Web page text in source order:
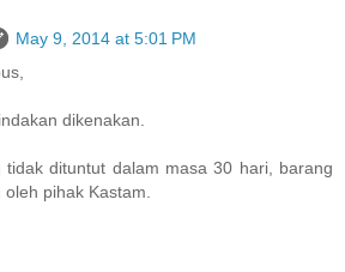
May 9, 2014 at 5:01 PM
dikenakan.
tidak dituntut dalam masa 30 hari, barang
pihak Kastam.